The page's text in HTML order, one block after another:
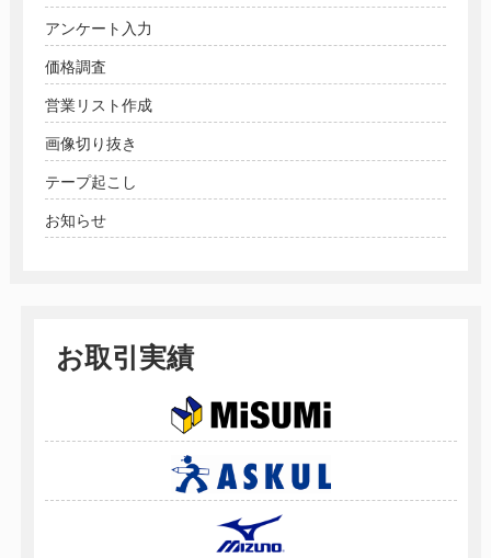
アンケート入力
価格調査
営業リスト作成
画像切り抜き
テープ起こし
お知らせ
お取引実績